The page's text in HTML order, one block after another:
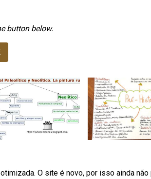
button below.
O site é novo, por isso ainda